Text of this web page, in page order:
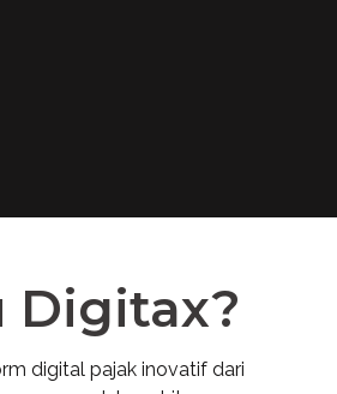
Digitax?
digital pajak inovatif dari